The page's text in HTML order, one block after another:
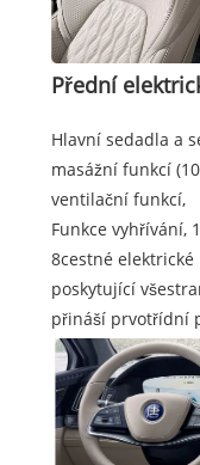
Přední
Hlavní sedadla a
masážní funkcí
ventilační funkcí,
Funkce vyhřívání,
8cestné
poskytující
přináší prvotřídní